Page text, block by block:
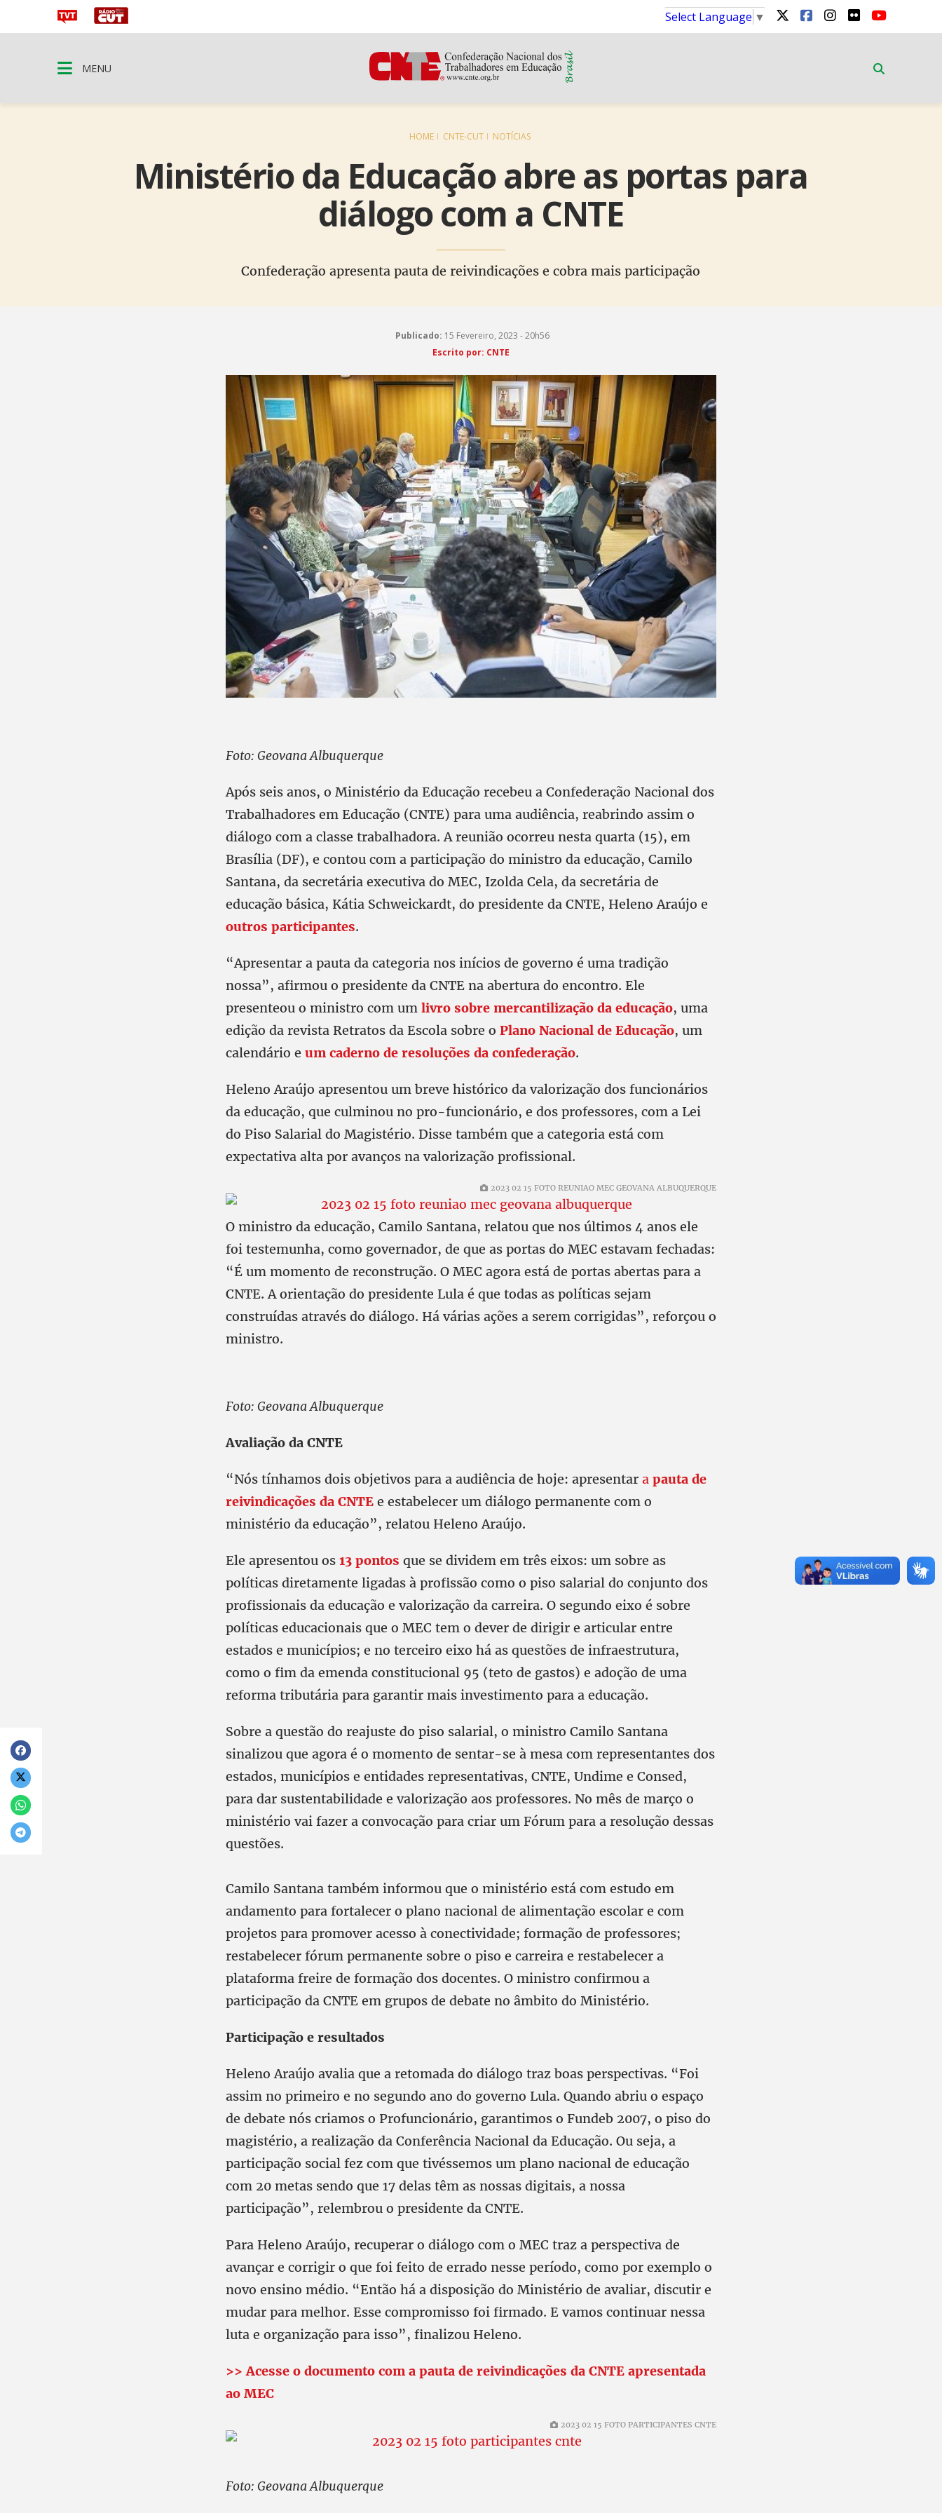
Select Language ▼
MENU
HOME CNTE-CUT NOTÍCIAS
Ministério da Educação abre as portas para
diálogo com a CNTE
Confederação apresenta pauta de reivindicações e cobra mais participação
Publicado: 15 Fevereiro, 2023 - 20h56
Escrito por: CNTE
Foto: Geovana Albuquerque
Após seis anos, o Ministério da Educação recebeu a Confederação Nacional dos
Trabalhadores em Educação (CNTE) para uma audiência, reabrindo assim o
diálogo com a classe trabalhadora. A reunião ocorreu nesta quarta (15), em
Brasília (DF), e contou com a participação do ministro da educação, Camilo
Santana, da secretária executiva do MEC, Izolda Cela, da secretária de
educação básica, Kátia Schweickardt, do presidente da CNTE, Heleno Araújo e
outros participantes.
“Apresentar a pauta da categoria nos inícios de governo é uma tradição
nossa”, afirmou o presidente da CNTE na abertura do encontro. Ele
presenteou o ministro com um livro sobre mercantilização da educação, uma
edição da revista Retratos da Escola sobre o Plano Nacional de Educação, um
calendário e um caderno de resoluções da confederação.
Heleno Araújo apresentou um breve histórico da valorização dos funcionários
da educação, que culminou no pro-funcionário, e dos professores, com a Lei
do Piso Salarial do Magistério. Disse também que a categoria está com
expectativa alta por avanços na valorização profissional.
2023 02 15 FOTO REUNIAO MEC GEOVANA ALBUQUERQUE
O ministro da educação, Camilo Santana, relatou que nos últimos 4 anos ele
foi testemunha, como governador, de que as portas do MEC estavam fechadas:
“É um momento de reconstrução. O MEC agora está de portas abertas para a
CNTE. A orientação do presidente Lula é que todas as políticas sejam
construídas através do diálogo. Há várias ações a serem corrigidas”, reforçou o
ministro.
Foto: Geovana Albuquerque
Avaliação da CNTE
“Nós tínhamos dois objetivos para a audiência de hoje: apresentar a pauta de
reivindicações da CNTE e estabelecer um diálogo permanente com o
ministério da educação”, relatou Heleno Araújo.
Ele apresentou os 13 pontos que se dividem em três eixos: um sobre as
políticas diretamente ligadas à profissão como o piso salarial do conjunto dos
profissionais da educação e valorização da carreira. O segundo eixo é sobre
políticas educacionais que o MEC tem o dever de dirigir e articular entre
estados e municípios; e no terceiro eixo há as questões de infraestrutura,
como o fim da emenda constitucional 95 (teto de gastos) e adoção de uma
reforma tributária para garantir mais investimento para a educação.
Sobre a questão do reajuste do piso salarial, o ministro Camilo Santana
sinalizou que agora é o momento de sentar-se à mesa com representantes dos
estados, municípios e entidades representativas, CNTE, Undime e Consed,
para dar sustentabilidade e valorização aos professores. No mês de março o
ministério vai fazer a convocação para criar um Fórum para a resolução dessas
questões.
Camilo Santana também informou que o ministério está com estudo em
andamento para fortalecer o plano nacional de alimentação escolar e com
projetos para promover acesso à conectividade; formação de professores;
restabelecer fórum permanente sobre o piso e carreira e restabelecer a
plataforma freire de formação dos docentes. O ministro confirmou a
participação da CNTE em grupos de debate no âmbito do Ministério.
Participação e resultados
Heleno Araújo avalia que a retomada do diálogo traz boas perspectivas. “Foi
assim no primeiro e no segundo ano do governo Lula. Quando abriu o espaço
de debate nós criamos o Profuncionário, garantimos o Fundeb 2007, o piso do
magistério, a realização da Conferência Nacional da Educação. Ou seja, a
participação social fez com que tivéssemos um plano nacional de educação
com 20 metas sendo que 17 delas têm as nossas digitais, a nossa
participação”, relembrou o presidente da CNTE.
Para Heleno Araújo, recuperar o diálogo com o MEC traz a perspectiva de
avançar e corrigir o que foi feito de errado nesse período, como por exemplo o
novo ensino médio. “Então há a disposição do Ministério de avaliar, discutir e
mudar para melhor. Esse compromisso foi firmado. E vamos continuar nessa
luta e organização para isso”, finalizou Heleno.
>> Acesse o documento com a pauta de reivindicações da CNTE apresentada
ao MEC
2023 02 15 FOTO PARTICIPANTES CNTE
Foto: Geovana Albuquerque